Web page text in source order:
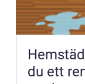
du ett